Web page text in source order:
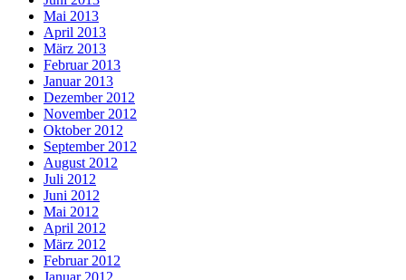
Mai 2013
April 2013
März 2013
Februar 2013
Januar 2013
Dezember 2012
November 2012
Oktober 2012
September 2012
August 2012
Juli 2012
Juni 2012
Mai 2012
April 2012
März 2012
Februar 2012
Januar 2012